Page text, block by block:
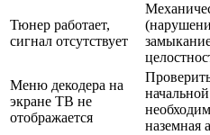
Тюнер работает,
сигнал отсутствует
Меню декодера на
экране ТВ не
отображается
наземная